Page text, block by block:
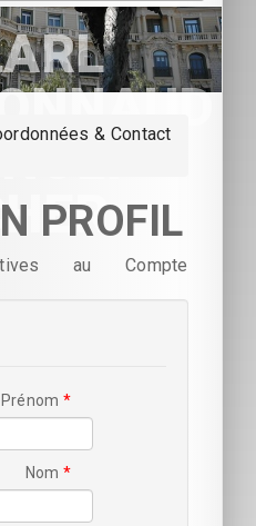
-
& Contact
PROFIL
au Compte
Prénom
Nom